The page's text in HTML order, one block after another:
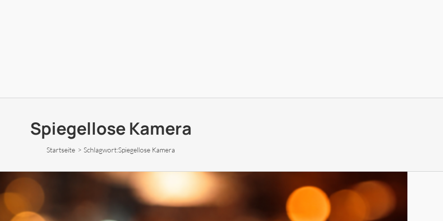
Spiegellose Kamera
Startseite Schlagwort:Spiegellose Kamera